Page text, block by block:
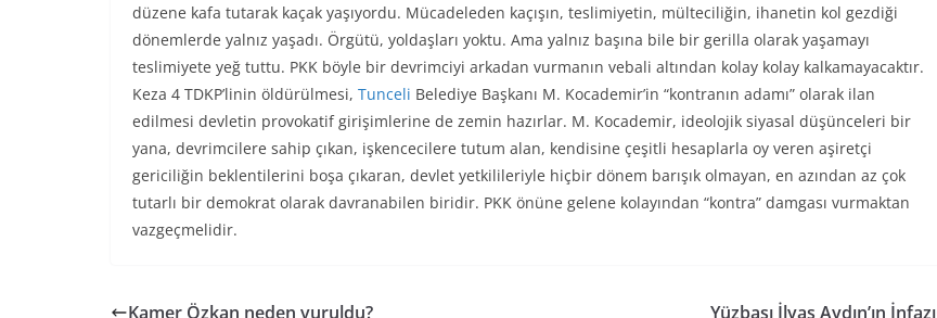
düzene kafa tutarak kaçak yaşıyordu. Mücadeleden kaçışın, teslimiyetin, mülteciliğin, ihanetin kol gezdiği
dönemlerde yalnız yaşadı. Örgütü, yoldaşları yoktu. Ama yalnız başına bile bir gerilla olarak yaşamayı
teslimiyete yeğ tuttu. PKK böyle bir devrimciyi arkadan vurmanın vebali altından kolay kolay kalkamayacaktır.
Keza 4 TDKP’linin öldürülmesi, Tunceli Belediye Başkanı M. Kocademir’in “kontranın adamı” olarak ilan
edilmesi devletin provokatif girişimlerine de zemin hazırlar. M. Kocademir, ideolojik siyasal düşünceleri bir
yana, devrimcilere sahip çıkan, işkencecilere tutum alan, kendisine çeşitli hesaplarla oy veren aşiretçi
gericiliğin beklentilerini boşa çıkaran, devlet yetkilileriyle hiçbir dönem barışık olmayan, en azından az çok
tutarlı bir demokrat olarak davranabilen biridir. PKK önüne gelene kolayından “kontra” damgası vurmaktan
vazgeçmelidir.
Kamer Özkan neden vuruldu? Yüzbaşı İlyas Aydın’ın İnfazı